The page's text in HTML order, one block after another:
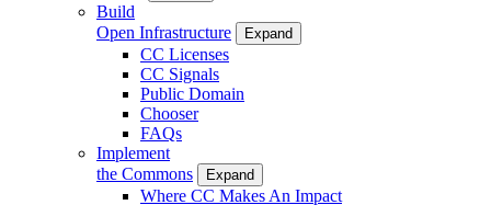
Build
Open Infrastructure
Expand
CC Licenses
CC Signals
Public Domain
Chooser
FAQs
Implement
the Commons
Expand
Where CC Makes An Impact